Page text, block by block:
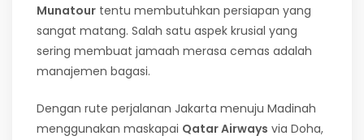
Munatour tentu membutuhkan persiapan yang
sangat matang. Salah satu aspek krusial yang
sering membuat jamaah merasa cemas adalah
manajemen bagasi.
Dengan rute perjalanan Jakarta menuju Madinah
menggunakan maskapai Qatar Airways via Doha,